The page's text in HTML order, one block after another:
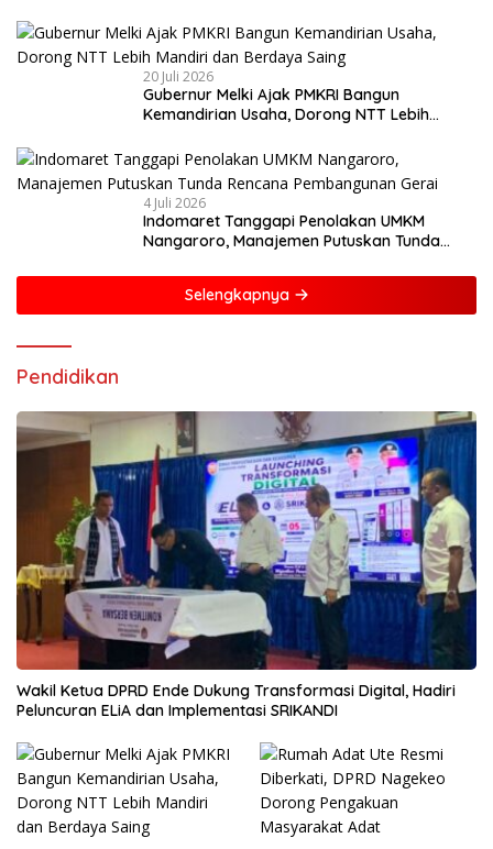
20 Juli 2026
Gubernur Melki Ajak PMKRI Bangun
Kemandirian Usaha, Dorong NTT Lebih
4 Juli 2026
Indomaret Tanggapi Penolakan UMKM
Nangaroro, Manajemen Putuskan Tunda
Selengkapnya
Pendidikan
Wakil Ketua DPRD Ende Dukung Transformasi Digital, Hadiri
Peluncuran ELiA dan Implementasi SRIKANDI